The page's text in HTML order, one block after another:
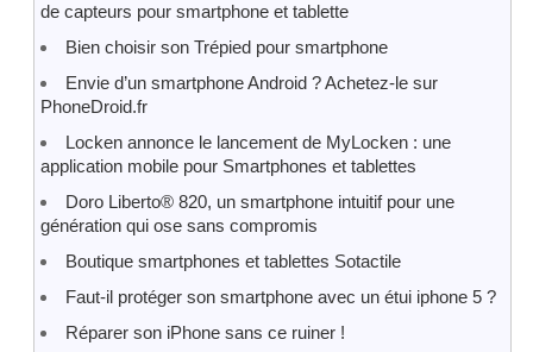
de capteurs pour smartphone et tablette
Bien choisir son Trépied pour smartphone
Envie d’un smartphone Android ? Achetez-le sur
PhoneDroid.fr
Locken annonce le lancement de MyLocken : une
application mobile pour Smartphones et tablettes
Doro Liberto® 820, un smartphone intuitif pour une
génération qui ose sans compromis
Boutique smartphones et tablettes Sotactile
Faut-il protéger son smartphone avec un étui iphone 5 ?
Réparer son iPhone sans ce ruiner !